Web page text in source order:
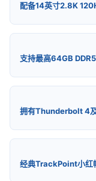
配备14英寸2.8K
支持最高64GB
拥有Thunderbolt 4
经典TrackPoint小红